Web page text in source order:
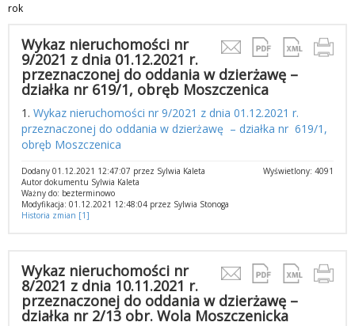
rok
Wykaz nieruchomości nr
9/2021 z dnia 01.12.2021 r.
przeznaczonej do oddania w dzierżawę –
działka nr 619/1, obręb Moszczenica
1. Wykaz nieruchomości nr 9/2021 z dnia 01.12.2021 r.
przeznaczonej do oddania w dzierżawę – działka nr 619/1,
obręb Moszczenica
Wyświetlony: 4091
Dodany 01.12.2021 12:47:07 przez Sylwia Kaleta
Autor dokumentu Sylwia Kaleta
Ważny do: bezterminowo
Modyfikacja: 01.12.2021 12:48:04 przez Sylwia Stonoga
Historia zmian [1]
Wykaz nieruchomości nr
8/2021 z dnia 10.11.2021 r.
przeznaczonej do oddania w dzierżawę –
działka nr 2/13 obr. Wola Moszczenicka